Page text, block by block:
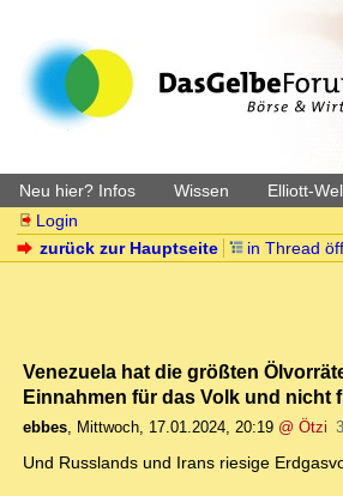
Neu hier? Infos Wissen Elliott-
Login
zurück zur Hauptseite
in Thread
Venezuela hat die größten
Einnahmen für das Volk und nicht
ebbes, Mittwoch, 17.01.2024, 20:19 @ Ötzi
Und Russlands und Irans riesige